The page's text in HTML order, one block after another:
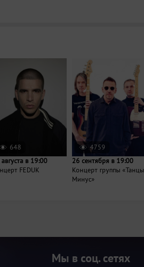
648
в 19:00
FEDUK
4759
26 сентября в 19:00
Концерт группы «Танцы
Минус»
Мы в соц. сетях